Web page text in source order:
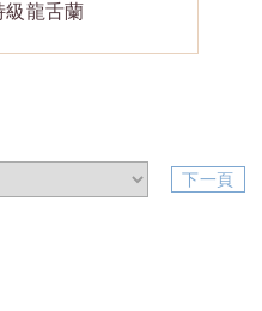
級龍舌蘭
下一頁